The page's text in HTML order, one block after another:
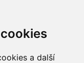
a další